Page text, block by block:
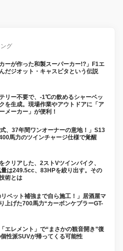
グ
カーが作った和製スーパーカー!?」F1エ
だジオット・キャスピタという伝説
リー不要で、-1℃の飲めるシャーベッ
を生成。現場作業やアウトドアに「ア
メーカー」が便利！
式、37年間ワンオーナーの意地！」S13
馬力のツインチャージ仕様で覚醒
クリアした、2ストVツインバイク、
は249.5cc、83HPを絞り出す。その
術とは
リベット補強まで自ら施工！」居酒屋マ
上げた700馬力“カーボンケブラーGT-
エレメント」で“まさかの観音開き”復
性派SUVが帰ってくる可能性